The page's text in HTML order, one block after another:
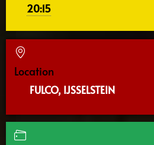
20:15
Location
FULCO, IJSSELSTEIN